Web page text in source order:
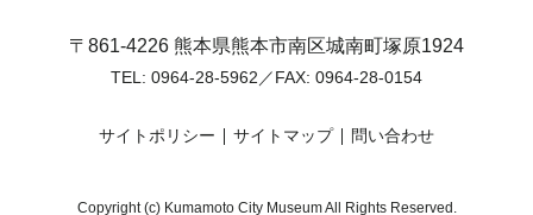
〒861-4226 熊本県熊本市南区城南町塚原1924
TEL: 0964-28-5962 ／FAX: 0964-28-0154
サイトポリシー サイトマップ 問い合わせ
Copyright (c) Kumamoto City Museum All Rights Reserved.